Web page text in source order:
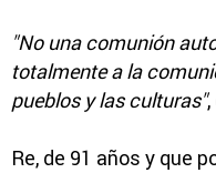
"No una comunión
totalmente a la
pueblos y las culturas"
Re, de 91 años y que